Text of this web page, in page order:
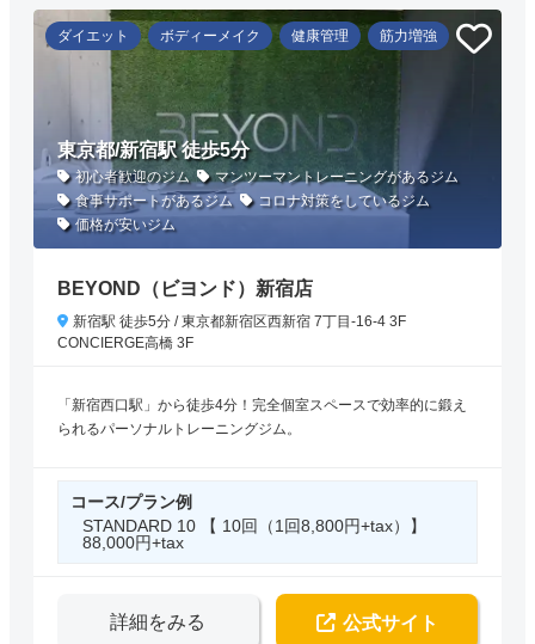
ダイエット ボディーメイク 健康管理 筋力増強
東京都/新宿駅 徒歩5分
初心者歓迎のジム
マンツーマントレーニングがあるジム
食事サポートがあるジム
コロナ対策をしているジム
価格が安いジム
BEYOND（ビヨンド）新宿店
新宿駅 徒歩5分 / 東京都新宿区西新宿 7丁目-16-4 3F
CONCIERGE高橋 3F
「新宿西口駅」から徒歩4分！完全個室スペースで効率的に鍛え
られるパーソナルトレーニングジム。
コース/プラン例
STANDARD 10 【 10回（1回8,800円+tax）】
88,000円+tax
詳細をみる 公式サイト